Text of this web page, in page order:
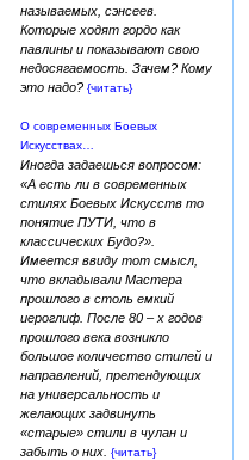
называемых, сэнсеев.
Которые ходят гордо как
павлины и показывают свою
недосягаемость. Зачем? Кому
это надо? {читать}
О современных Боевых
Искусствах…
Иногда задаешься вопросом:
«А есть ли в современных
стилях Боевых Искусств то
понятие ПУТИ, что в
классических Будо?».
Имеется ввиду тот смысл,
что вкладывали Мастера
прошлого в столь емкий
иероглиф. После 80 – х годов
прошлого века возникло
большое количество стилей и
направлений, претендующих
на универсальность и
желающих задвинуть
«старые» стили в чулан и
забыть о них. {читать}